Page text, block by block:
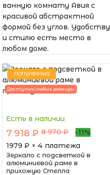
ванную комнату Авия с
красивой абстрактной
формой без углов. Удобству
и стилю есть место в
любом доме.
ПОПУЛЯРНЫЙ
Доступны любые размеры
Есть в наличии
7 918 ₽ 8 970 ₽
-11%
1979 ₽ × 4 платежа
Зеркало с подсветкой в
алюминиевой раме в
прихожую Стелла